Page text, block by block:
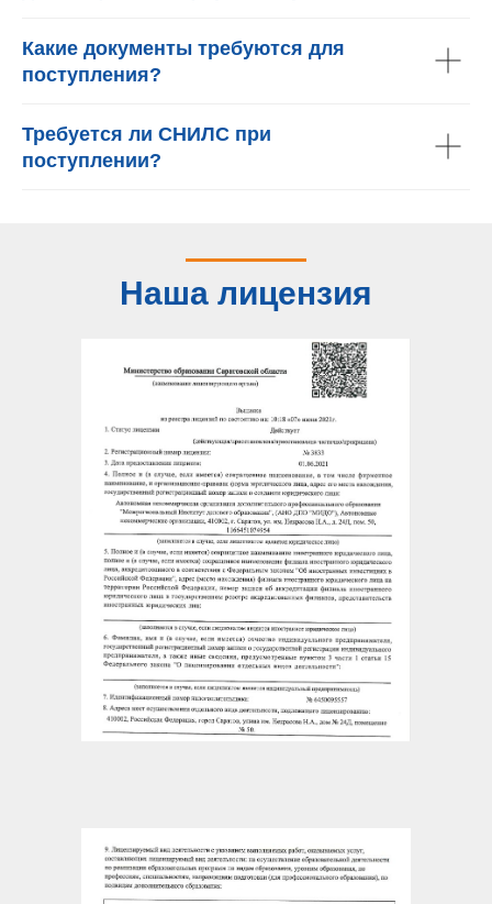
Какие документы требуются для
поступления?
Требуется ли СНИЛС при
поступлении?
Наша лицензия